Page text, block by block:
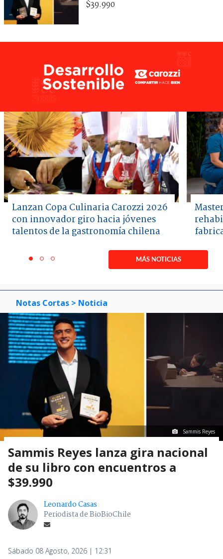
$39.990
Lanzan Copa Culinaria Carozzi 2026
con innovador giro hacia jóvenes
talentos de la gastronomía chilena
itemitemitem
MÁS NOTICIAS
Notas Cortas > Noticia
Sammis Reyes
Sammis Reyes lanza gira nacional
de su libro con encuentros a
$39.990
Leonardo Casas
Periodista de BioBioChile
Sábado 08 Agosto, 2026 | 12:31